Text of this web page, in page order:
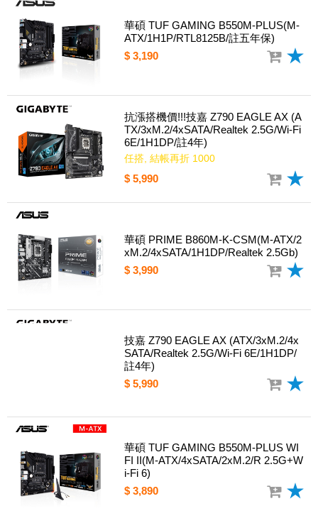
華碩 TUF GAMING B550M-PLUS(M-
ATX/1H1P/RTL8125B/註五年保)
$ 3,190
抗漲搭機價!!!技嘉 Z790 EAGLE AX (A
TX/3xM.2/4xSATA/Realtek 2.5G/Wi-Fi
6E/1H1DP/註4年)
任搭, 結帳再折 1000
$ 5,990
華碩 PRIME B860M-K-CSM(M-ATX/2
xM.2/4xSATA/1H1DP/Realtek 2.5Gb)
$ 3,990
技嘉 Z790 EAGLE AX (ATX/3xM.2/4x
SATA/Realtek 2.5G/Wi-Fi 6E/1H1DP/
註4年)
$ 5,990
華碩 TUF GAMING B550M-PLUS WI
FI II(M-ATX/4xSATA/2xM.2/R 2.5G+W
i-Fi 6)
$ 3,890